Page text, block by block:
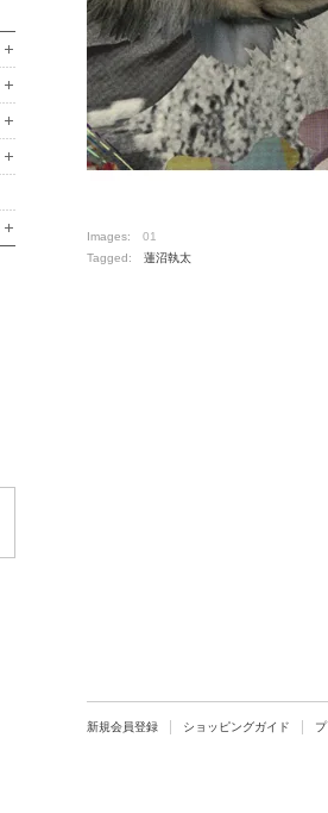
Images: 01
Tagged: 蓮沼執太
新規会員登録 ショッピングガイド